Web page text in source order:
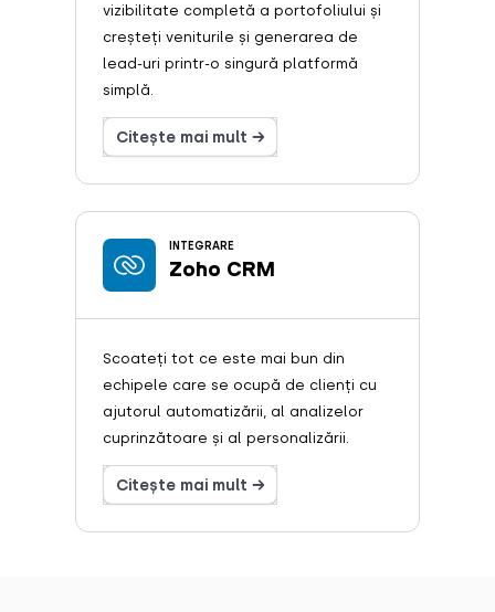
vizibilitate completă a portofoliului și
creșteți veniturile și generarea de
lead-uri printr-o singură platformă
simplă.
Citește mai mult →
INTEGRARE
Zoho CRM
Scoateți tot ce este mai bun din
echipele care se ocupă de clienți cu
ajutorul automatizării, al analizelor
cuprinzătoare și al personalizării.
Citește mai mult →